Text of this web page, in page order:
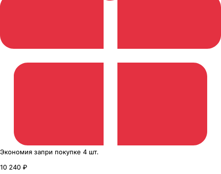
Экономия запри покупке 4 шт.
10 240 ₽